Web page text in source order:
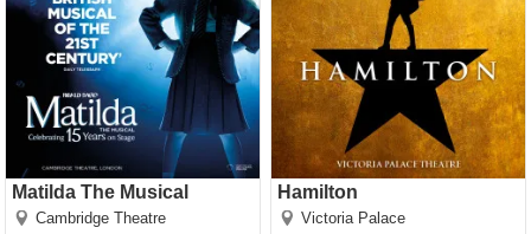
Matilda The Musical
Cambridge Theatre
Hamilton
Victoria Palace